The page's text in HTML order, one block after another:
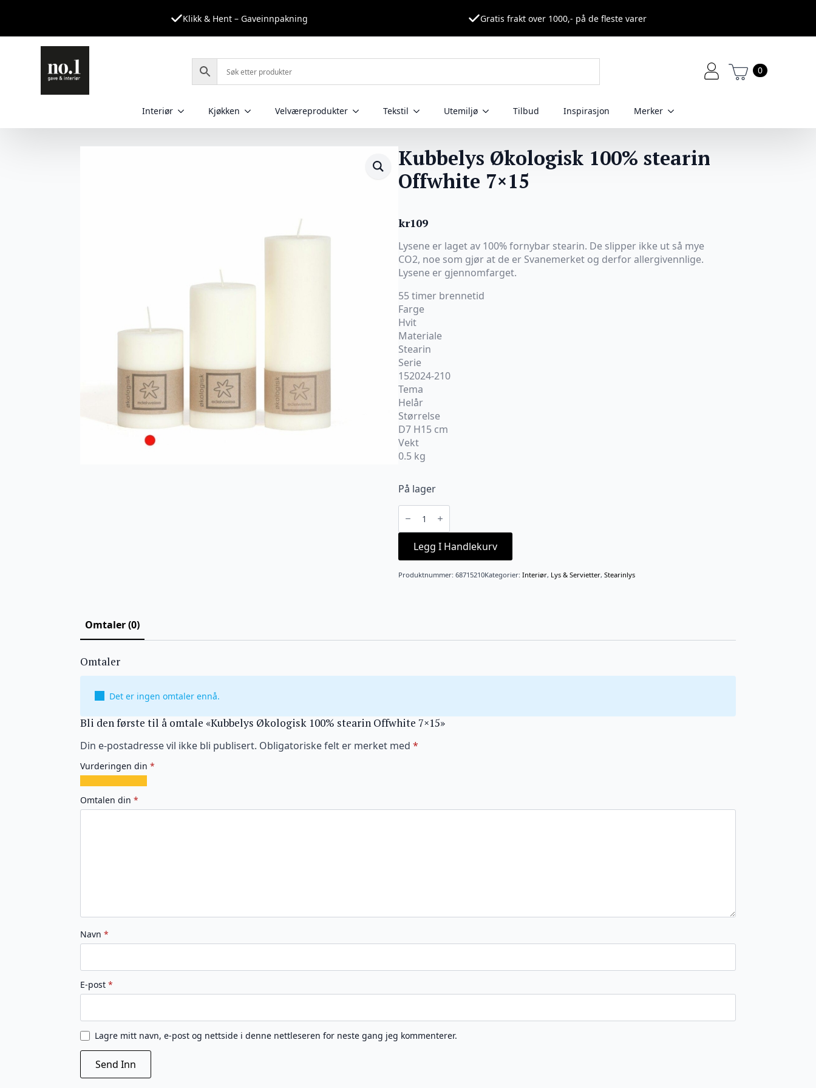
Klikk & Hent – Gaveinnpakning Gratis frakt over 1000,- på de fleste varer
0
Interiør Kjøkken Velværeprodukter Tekstil Utemiljø Tilbud Inspirasjon Merker
Kubbelys Økologisk 100% stearin
Offwhite 7×15
kr109
Lysene er laget av 100% fornybar stearin. De slipper ikke ut så mye
CO2, noe som gjør at de er Svanemerket og derfor allergivennlige.
Lysene er gjennomfarget.
55 timer brennetid
Farge
Hvit
Materiale
Stearin
Serie
152024-210
Tema
Helår
Størrelse
D7 H15 cm
Vekt
0.5 kg
På lager
Kubbelys
Økologisk
stearin
Offwhite
7x15
antall
Legg I Handlekurv
Produktnummer: 68715210Kategorier: Interiør, Lys & Servietter, Stearinlys
Omtaler (0)
Omtaler
Det er ingen omtaler ennå.
Bli den første til å omtale «Kubbelys Økologisk 100% stearin Offwhite 7×15»
Din e-postadresse vil ikke bli publisert. Obligatoriske felt er merket med *
Vurderingen din *
av
5
av
5
av
5
av
5
av
5
Omtalen din *
Navn *
E-post *
Lagre mitt navn, e-post og nettside i denne nettleseren for neste gang jeg kommenterer.